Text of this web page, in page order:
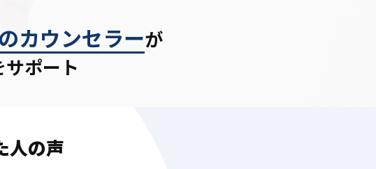
カウンセラーが
ポート
人の声